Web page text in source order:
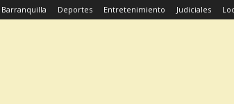
Barranquilla Deportes Entretenimiento Judiciales